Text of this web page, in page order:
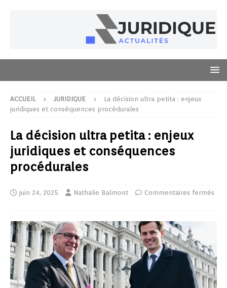
ACCUEIL JURIDIQUE
La décision ultra petita : enjeux
juridiques et conséquences procédurales
La décision ultra petita : enjeux
juridiques et conséquences
procédurales
juin 24, 2025 Nathalie Balmont Commentaires fermés